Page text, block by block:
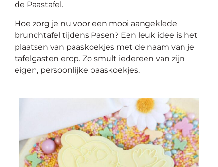
de Paastafel.
Hoe zorg je nu voor een mooi aangeklede
brunchtafel tijdens Pasen? Een leuk idee is het
plaatsen van paaskoekjes met de naam van je
tafelgasten erop. Zo smult iedereen van zijn
eigen, persoonlijke paaskoekjes.